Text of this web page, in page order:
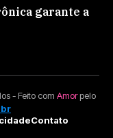
garante a
- Feito com Amorpelo
Contato